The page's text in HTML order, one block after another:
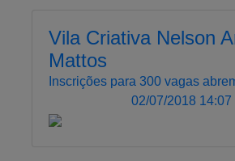
Vila Criativa Nelson
Mattos
Inscrições para 300 vagas
02/07/2018 14:07